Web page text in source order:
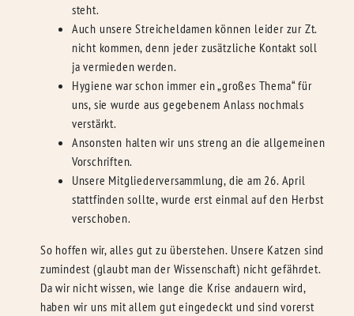
steht.
Auch unsere Streicheldamen können leider zur Zt.
nicht kommen, denn jeder zusätzliche Kontakt soll
ja vermieden werden.
Hygiene war schon immer ein „großes Thema“ für
uns, sie wurde aus gegebenem Anlass nochmals
verstärkt.
Ansonsten halten wir uns streng an die allgemeinen
Vorschriften.
Unsere Mitgliederversammlung, die am 26. April
stattfinden sollte, wurde erst einmal auf den Herbst
verschoben.
So hoffen wir, alles gut zu überstehen. Unsere Katzen sind
zumindest (glaubt man der Wissenschaft) nicht gefährdet.
Da wir nicht wissen, wie lange die Krise andauern wird,
haben wir uns mit allem gut eingedeckt und sind vorerst